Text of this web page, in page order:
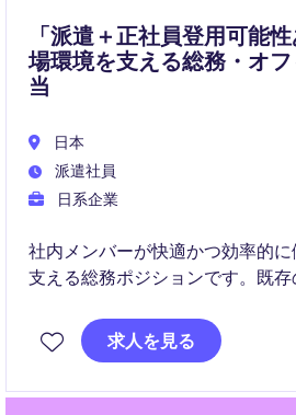
「派遣＋正社員登用可能
場環境を支える総務・オ
当
日本
派遣社員
日系企業
社内メンバーが快適かつ効率的
支える総務ポジションです。既
トを幅広く担当していただきます
求人を見る